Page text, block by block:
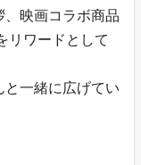
映画コラボ商品
リワードとして
と一緒に広げてい